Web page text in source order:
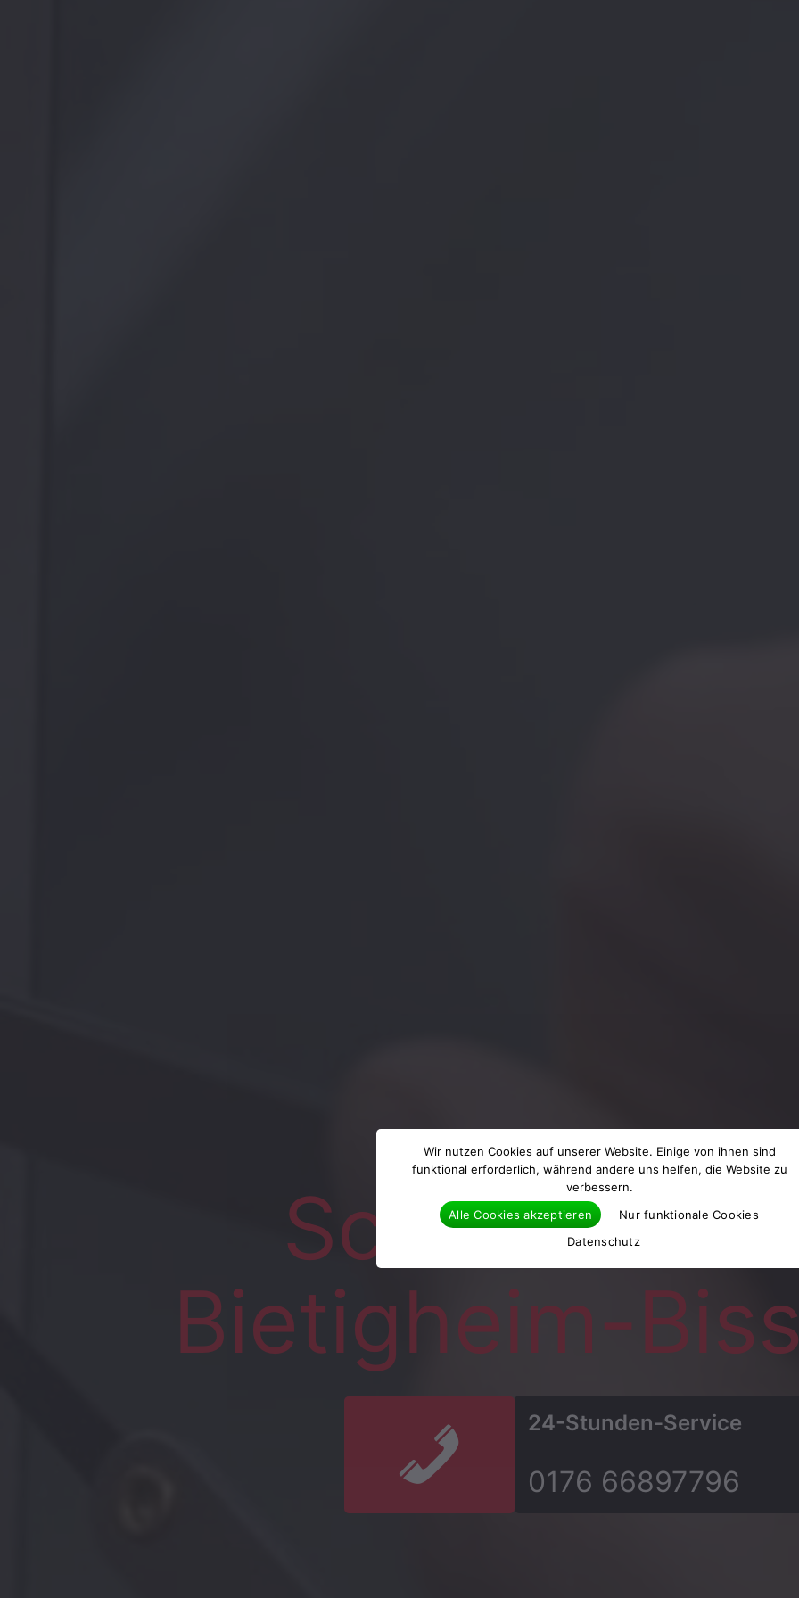
Bietigheim-
24-Stunden-Service
0176 66897796
Wir nutzen Cookies auf unserer Website. Einige von ihnen sind
funktional erforderlich, während andere uns helfen, die Website zu
verbessern.
Alle Cookies akzeptieren
Nur funktionale Cookies
Datenschutz